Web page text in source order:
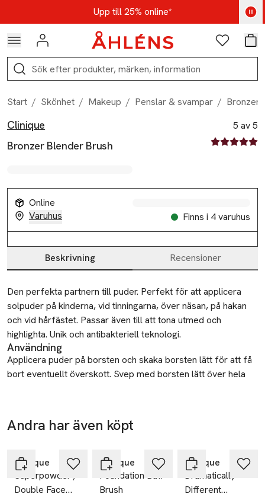
Hoppa till navigationsmenynUpp till 25% online*
Kod: AUG25 - Shoppa nu
Logga in Favoriter
Sök
Start / Skönhet / Makeup / Penslar & svampar / Bronzer
Produktbilder
Hoppa över bildspelet
Clinique
Bronzer Blender Brush
5 av 5
5 av fem
Online
Varuhus
Finns i 4 varuhus
Produktinformation
Beskrivning Recensioner
Beskrivning
Den perfekta partnern till puder. Perfekt för att applicera
solpuder på kinderna, vid tinningarna, över näsan, på hakan
och vid hårfästet. Passar även till att tona utmed och
highlighta. Unik och antibakteriell teknologi.
Användning
Applicera puder på borsten och skaka borsten lätt för att få
bort eventuellt överskott. Svep med borsten lätt över hela
SKU: 34885137
Andra har även köpt
Clinique
Superpowder /
Double Face
Clinique
Foundation Buff
Brush
Clinique
Dramatically
Different